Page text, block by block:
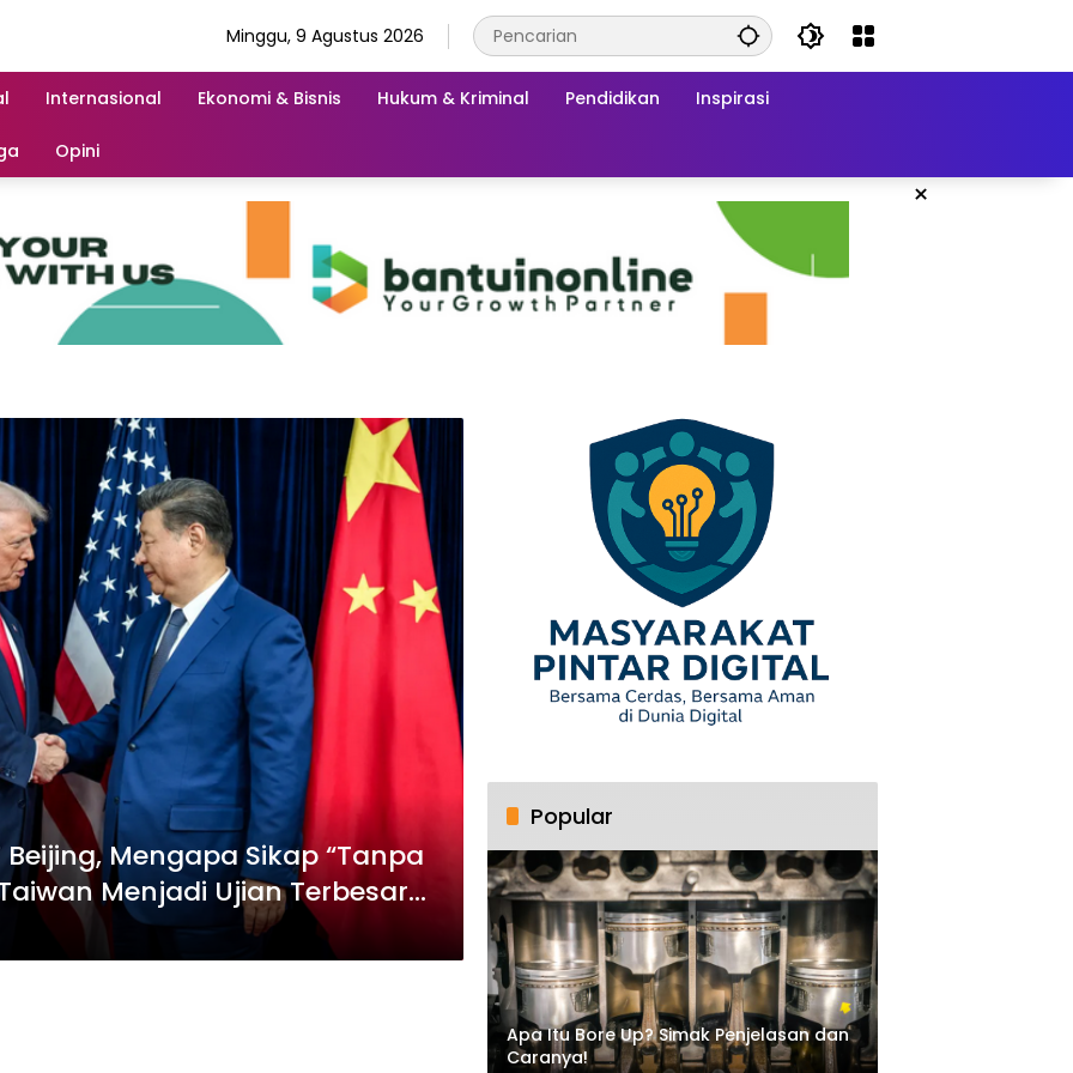
Minggu, 9 Agustus 2026
Internasional Ekonomi & Bisnis Hukum & Kriminal Pendidikan Inspirasi
Opini
×
Mengapa Sikap “Tanpa
Menjadi Ujian Terbesar
Popular
Apa Itu Bore Up? Simak Penjelasan dan
Caranya!